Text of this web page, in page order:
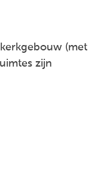
(met
zijn